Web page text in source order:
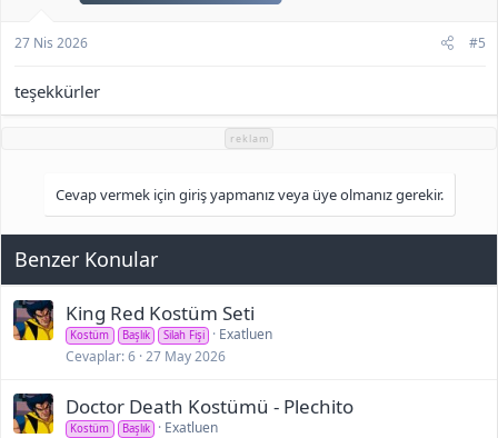
27 Nis 2026 #5
teşekkürler
reklam
Cevap vermek için giriş yapmanız veya üye olmanız gerekir.
Benzer Konular
King Red Kostüm Seti
Kostüm Başlık Silah Fişi
Exatluen
Cevaplar 6 27 May 2026
Doctor Death Kostümü - Plechito
Kostüm Başlık
Exatluen